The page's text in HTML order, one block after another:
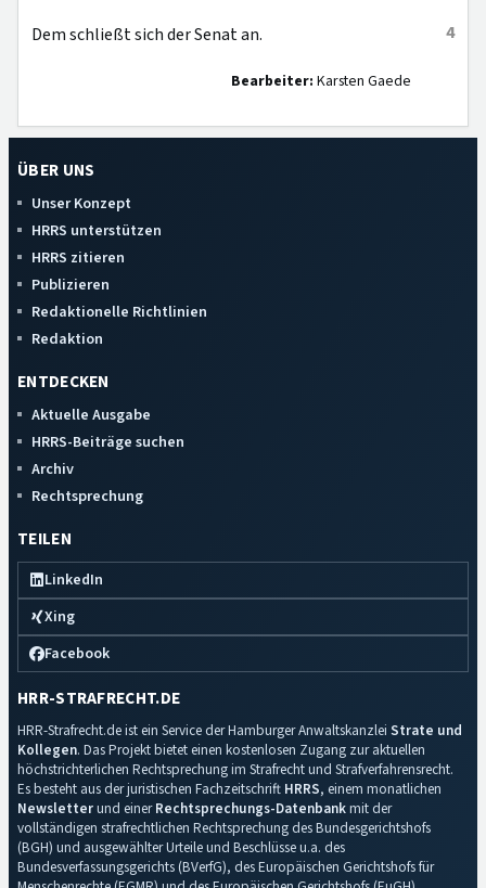
4
Dem schließt sich der Senat an.
Bearbeiter: Karsten Gaede
ÜBER UNS
Unser Konzept
HRRS unterstützen
HRRS zitieren
Publizieren
Redaktionelle Richtlinien
Redaktion
ENTDECKEN
Aktuelle Ausgabe
HRRS-Beiträge suchen
Archiv
Rechtsprechung
TEILEN
LinkedIn
Xing
Facebook
HRR-STRAFRECHT.DE
HRR-Strafrecht.de ist ein Service der Hamburger Anwaltskanzlei Strate und
Kollegen. Das Projekt bietet einen kostenlosen Zugang zur aktuellen
höchstrichterlichen Rechtsprechung im Strafrecht und Strafverfahrensrecht.
Es besteht aus der juristischen Fachzeitschrift HRRS, einem monatlichen
Newsletterund einerRechtsprechungs-Datenbankmit der
vollständigen strafrechtlichen Rechtsprechung des Bundesgerichtshofs
(BGH) und ausgewählter Urteile und Beschlüsse u.a. des
Bundesverfassungsgerichts (BVerfG), des Europäischen Gerichtshofs für